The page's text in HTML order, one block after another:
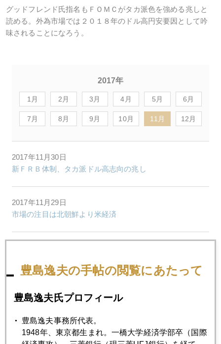
グッドフレンド氏指名もＦＯＭＣがタカ派色を強める兆しと
読める。外為市場では２０１８年のドル高円安要因として吟
味されることになろう。
2017年
1月 2月 3月 4月 5月 6月
7月 8月 9月 10月 11月 12月
2017年11月30日
新ＦＲＢ体制、タカ派ドル高志向の兆し
2017年11月29日
市場の注目は北朝鮮より米経済
2017年11月28日
中国リスクひやり、マオタイ酒バブルも
2017年11月24日
豊島逸夫の手帖の閲覧にあたって
豊島逸夫氏プロフィール
豊島逸夫事務所代表。
1948年、東京都生まれ。一橋大学経済学部卒（国際